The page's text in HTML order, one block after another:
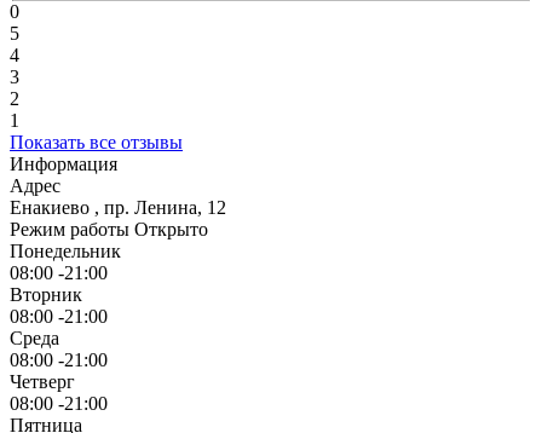
0
5
4
3
2
1
Показать все отзывы
Информация
Адрес
Енакиево , пр. Ленина, 12
Режим работы Открыто
Понедельник
08:00 -21:00
Вторник
08:00 -21:00
Среда
08:00 -21:00
Четверг
08:00 -21:00
Пятница